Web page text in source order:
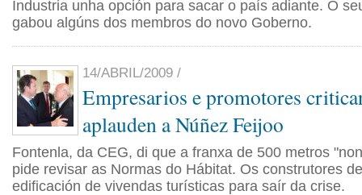
Industria unha opción para sacar o país adiante. O
gabou algúns dos membros do novo Goberno.
14/ABRIL/2009 /
Empresarios e promotores
aplauden a Núñez Feijoo
Fontenla, da CEG, di que a franxa de 500 metros
pide revisar as Normas do Hábitat. Os construtores
edificación de vivendas turísticas para saír da crise.